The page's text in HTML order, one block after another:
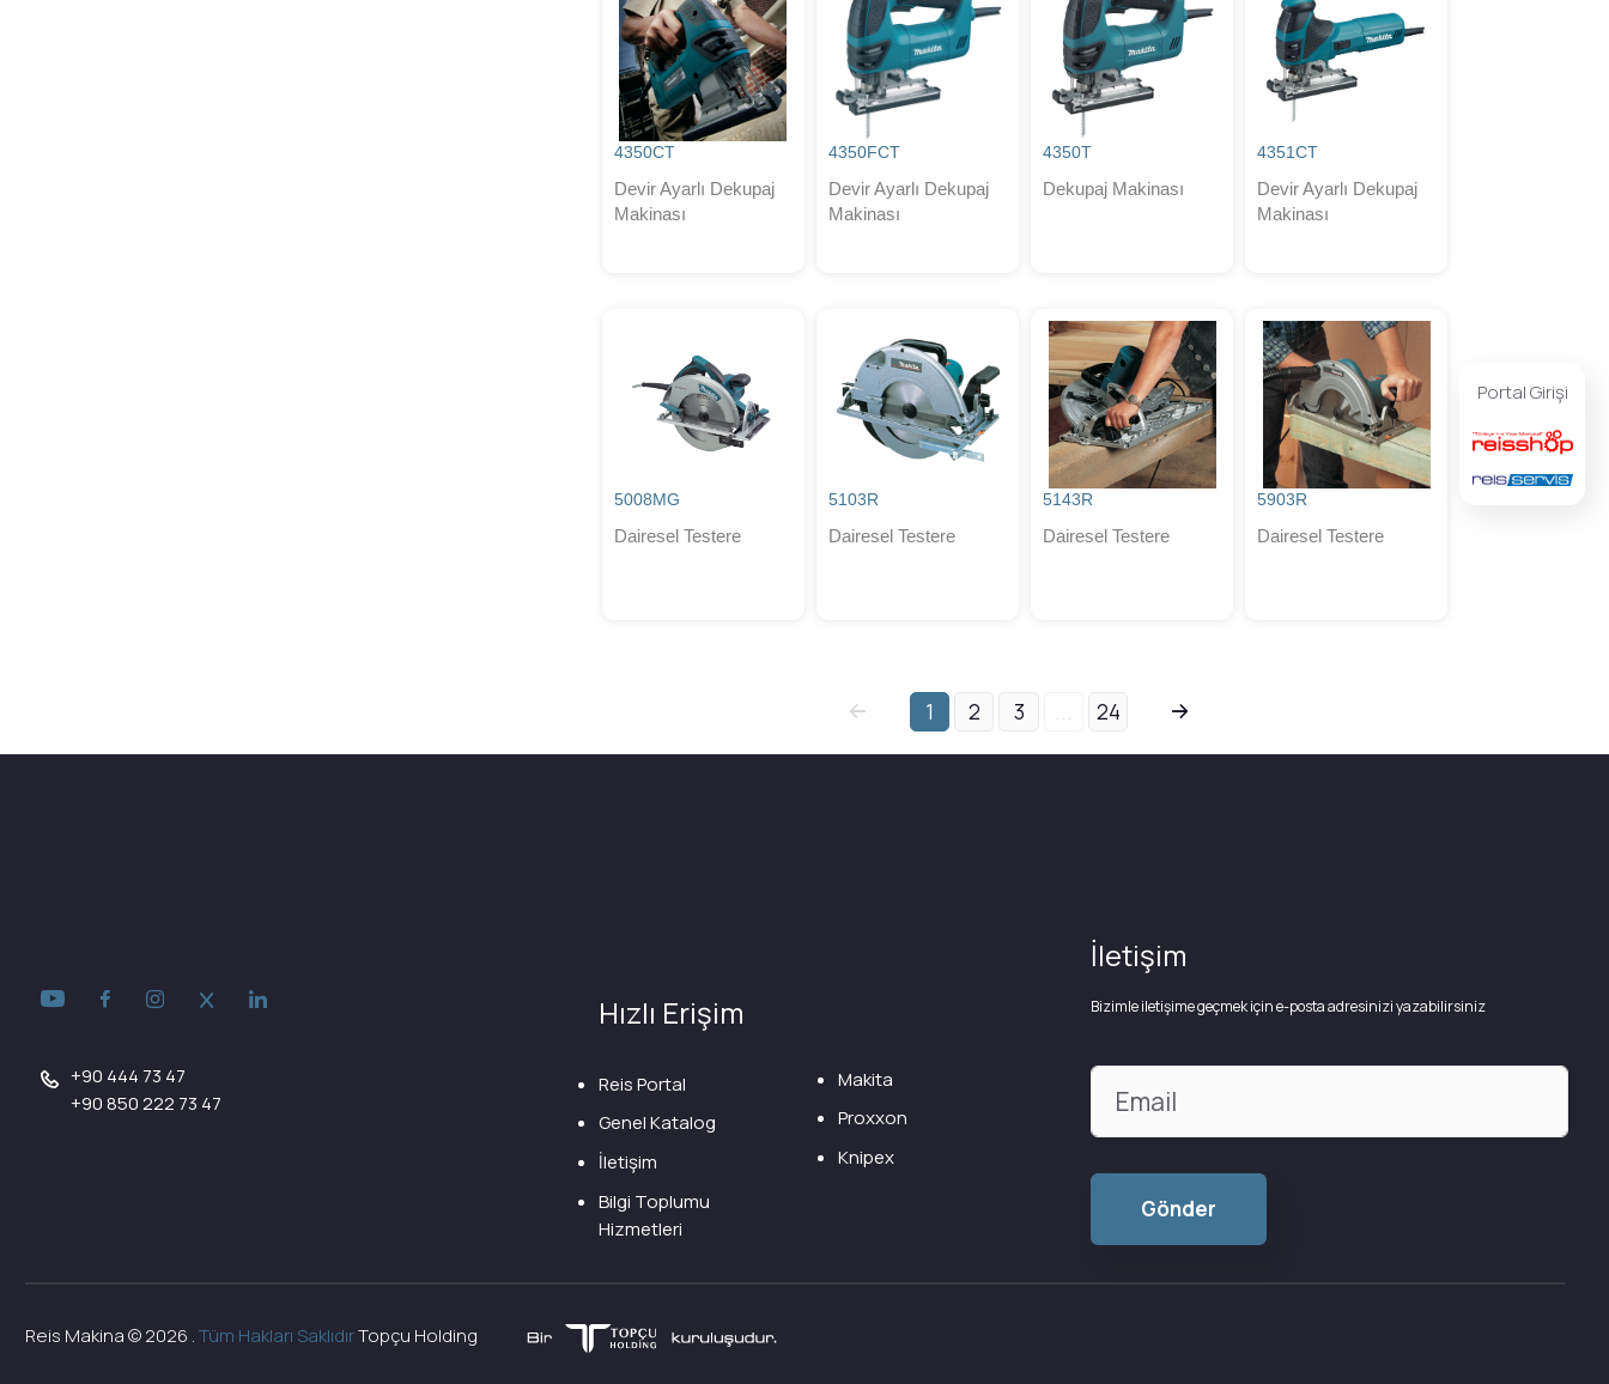
4350CT
Devir Ayarlı Dekupaj
Makinası
4350FCT
Devir Ayarlı Dekupaj
Makinası
4350T
Dekupaj Makinası
4351CT
Devir Ayarlı Dekupaj
Makinası
5008MG
Dairesel Testere
5103R
Dairesel Testere
5143R
Dairesel Testere
5903R
Dairesel Testere
1 2 3 ... 24
Portal Girişi
+90 444 73 47
+90 850 222 73 47
Hızlı Erişim
Reis Portal
Genel Katalog
İletişim
Bilgi Toplumu
Hizmetleri
Makita
Proxxon
Knipex
İletişim
Bizimle iletişime geçmek için e-posta adresinizi yazabilirsiniz
Reis Makina ©2026 .Tüm Hakları SaklıdırTopçu Holding